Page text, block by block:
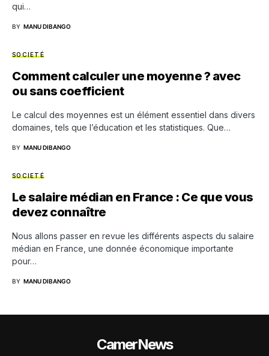
qui…
BY MANU DIBANGO
SOCIETÉ
Comment calculer une moyenne ? avec
ou sans coefficient
Le calcul des moyennes est un élément essentiel dans divers
domaines, tels que l’éducation et les statistiques. Que…
BY MANU DIBANGO
SOCIETÉ
Le salaire médian en France : Ce que vous
devez connaître
Nous allons passer en revue les différents aspects du salaire
médian en France, une donnée économique importante
pour…
BY MANU DIBANGO
CamerNews